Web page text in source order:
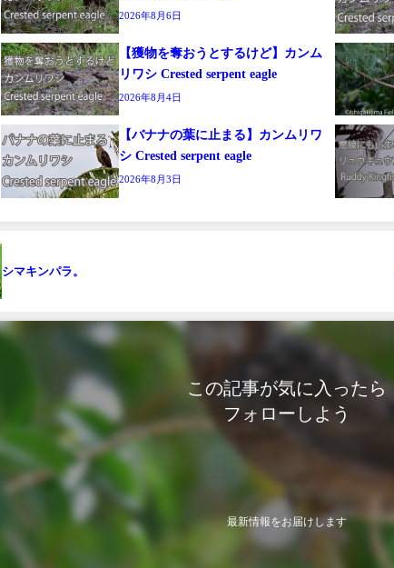
2026年8月6日
【獲物を奪おうとするけど】カンム
リワシ Crested serpent eagle
2026年8月4日
【バナナの葉に止まる】カンムリワ
シ Crested serpent eagle
2026年8月3日
シマキンパラ。
この記事が気に入ったら
フォローしよう
最新情報をお届けします